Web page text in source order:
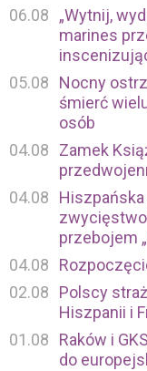
06.08
„Wytnij,
marines
05.08
Nocny
śmierć
osób
04.08
Zamek
04.08
Hiszpańska
przebojem
04.08
02.08
Polscy
Hiszpanii i
01.08
Raków i
do